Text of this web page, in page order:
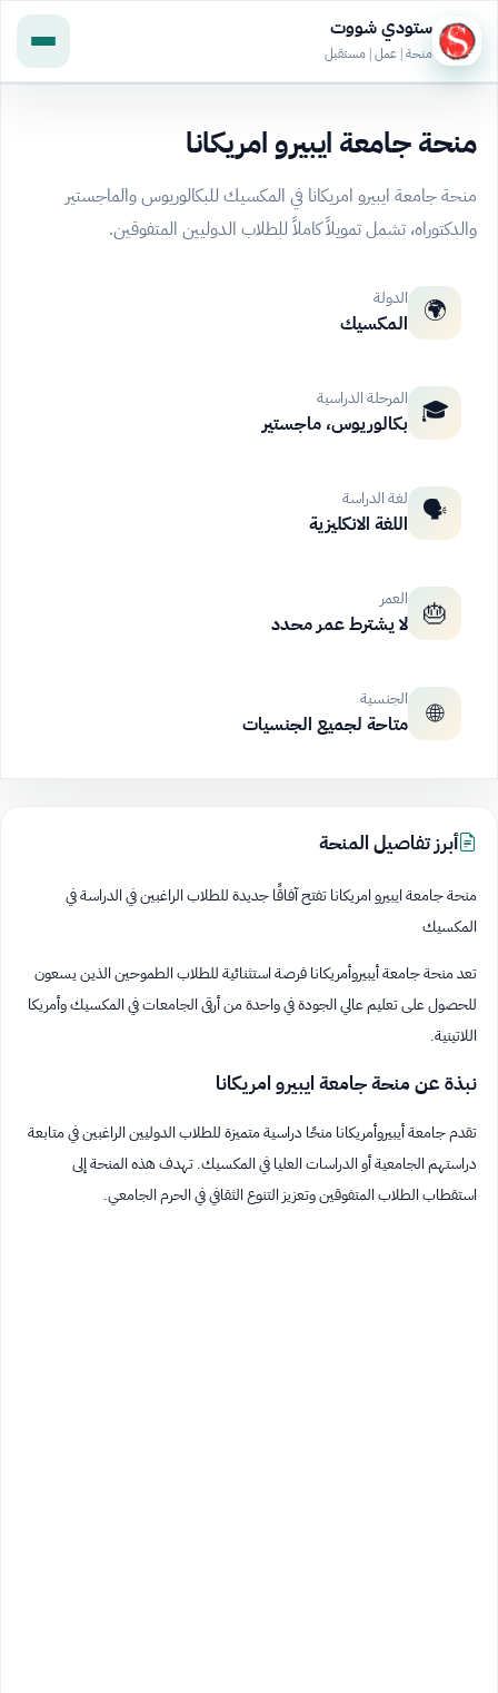
ستودي شووت
منحة | عمل | مستقبل
منحة جامعة ايبيرو امريكانا
منحة جامعة ايبيرو امريكانا في المكسيك للبكالوريوس والماجستير
والدكتوراه، تشمل تمويلاً كاملاً للطلاب الدوليين المتفوقين.
🌍 الدولة
المكسيك
🎓 المرحلة الدراسية
بكالوريوس، ماجستير
🗣️ لغة الدراسة
اللغة الانكليزية
🎂 العمر
لا يشترط عمر محدد
🌐 الجنسية
متاحة لجميع الجنسيات
أبرز تفاصيل المنحة
منحة جامعة ايبيرو امريكانا تفتح آفاقًا جديدة للطلاب الراغبين في الدراسة في
المكسيك
تعد منحة جامعة أيبيروأمريكانا فرصة استثنائية للطلاب الطموحين الذين يسعون
للحصول على تعليم عالي الجودة في واحدة من أرقى الجامعات في المكسيك وأمريكا
اللاتينية.
نبذة عن منحة جامعة ايبيرو امريكانا
تقدم جامعة أيبيروأمريكانا منحًا دراسية متميزة للطلاب الدوليين الراغبين في متابعة
دراستهم الجامعية أو الدراسات العليا في المكسيك. تهدف هذه المنحة إلى
استقطاب الطلاب المتفوقين وتعزيز التنوع الثقافي في الحرم الجامعي.